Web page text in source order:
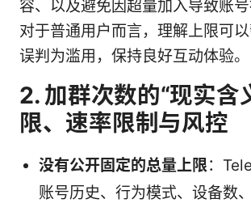
容、以及避免因超量加入导致账号
对于普通用户而言，理解上限可
误判为滥用，保持良好互动体验。
2. 加群次数的“现实含
限、速率限制与风控
没有公开固定的总量上限：
账号历史、行为模式、设备数